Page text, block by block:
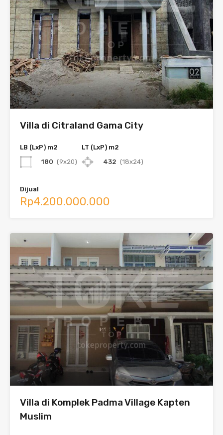
Villa di Citraland Gama City
LB (LxP) m2
180 (9x20)
LT (LxP) m2
432 (18x24)
Dijual
Rp4.200.000.000
Villa di Komplek Padma Village Kapten
Muslim